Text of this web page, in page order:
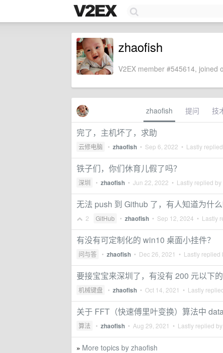
zhaofish
V2EX member #545614, joined
zhaofish 提问 技
完了，主机坏了，求助
云修电脑 • zhaofish • Sep 6, 2022 • Lastly
铁子们，你们休育儿假了吗？
深圳 • zhaofish • Jun 22, 2022 • Lastly replied by
无法 push 到 Github 了，有人知道为什么
2 GitHub • zhaofish • Sep 12, 2024 • Lastly
有没有可定制化的 win10 桌面小挂件？
问与答 • zhaofish • Dec 26, 2021 • Lastly replied
要接宝宝来深圳了，有没有 200 元以下
机械键盘 • zhaofish • Oct 14, 2021 • Lastly
关于 FFT（快速傅里叶变换）算法中
算法 • zhaofish • Aug 29, 2021 • Lastly replied by
» More topics by zhaofish